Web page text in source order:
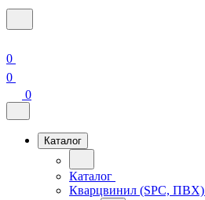
0
0
0
Каталог
Каталог
Кварцвинил (SPC, ПВХ)